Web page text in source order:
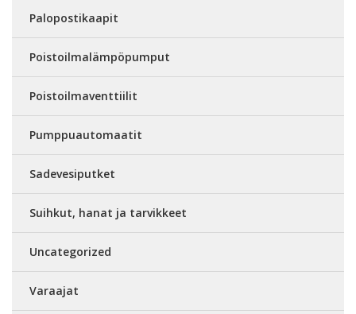
Palopostikaapit
Poistoilmalämpöpumput
Poistoilmaventtiilit
Pumppuautomaatit
Sadevesiputket
Suihkut, hanat ja tarvikkeet
Uncategorized
Varaajat